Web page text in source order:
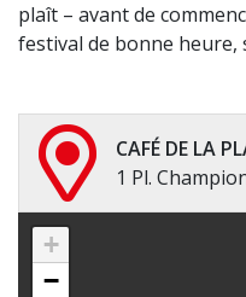
plaît – avant de
festival de bonne heure,
CAFÉ DE LA
1 Pl.
+
−